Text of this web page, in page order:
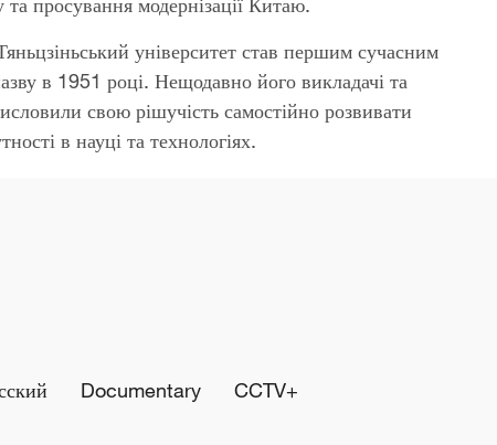
університет став першим сучасним
в 1951 році. Нещодавно його викладачі та
свою рішучість самостійно розвивати
в науці та технологіях.
Documentary CCTV+